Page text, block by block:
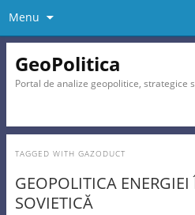
Menu
GeoPolitica
Portal de analize geopolitice, strategice
TAGGED WITH GAZODUCT
GEOPOLITICA ENERGIEI
SOVIETICĂ